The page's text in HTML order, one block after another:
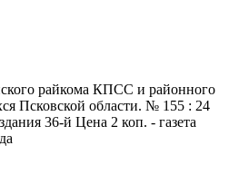
райкома КПСС и районного
Псковской области. № 155 : 24
36-й Цена 2 коп. - газета